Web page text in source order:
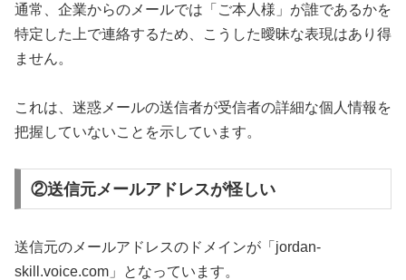
通常、企業からのメールでは「ご本人様」が誰であるかを
特定した上で連絡するため、こうした曖昧な表現はあり得
ません。
これは、迷惑メールの送信者が受信者の詳細な個人情報を
把握していないことを示しています。
②送信元メールアドレスが怪しい
送信元のメールアドレスのドメインが「jordan-
skill.voice.com」となっています。